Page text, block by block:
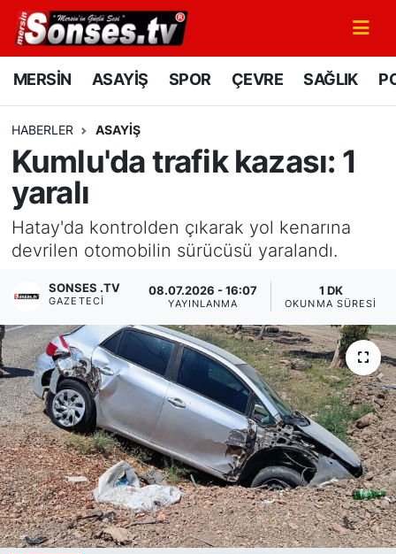
MERSİN ASAYİŞ SPOR ÇEVRE SAĞLIK
HABERLER ASAYİŞ
Kumlu'da trafik kazası: 1
yaralı
Hatay'da kontrolden çıkarak yol kenarına
devrilen otomobilin sürücüsü yaralandı.
SONSES .TV
GAZETECI
08.07.2026 - 16:07
YAYINLANMA
1 DK
OKUNMA SÜRESI
MERSİN
SPOR
GÜNÜN MANŞETİ
DÜNYA
KÜLTÜR - SANAT
MAGAZİN
SAĞLIK
Siyaset
YEREL HABER
Haberde insan
Mersin Nöbetçi Eczaneler
Mersin Namaz Vakitleri
Mersin Trafik Yoğunluk Haritası
Süper Lig Puan Durumu ve Fikstür
Tüm Manşetler
Son Dakika Haberleri
Haber Arşivi